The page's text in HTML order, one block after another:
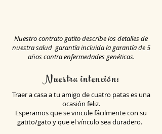
Nuestro contrato gatito describe los detalles de
nuestra salud garantía incluida la garantía de 5
años contra enfermedades genéticas.
Nuestra intención:
Traer a casa a tu amigo de cuatro patas es una
ocasión feliz.
Esperamos que se vincule fácilmente con su
gatito/gato y que el vínculo sea duradero.